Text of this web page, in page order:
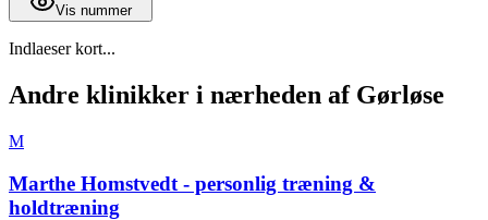
Vis nummer
Indlaeser kort...
Andre klinikker i nærheden af Gørløse
M
Marthe Homstvedt - personlig træning &
holdtræning